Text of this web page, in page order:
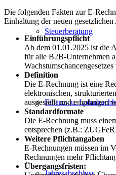
Steuerberatung
Finanz- u.
Jahresabschluss
Die folgenden Fakten zur E-
Einhaltung der neuen
Einführungspflicht
Ab dem 01.01.2025 ist die
für alle B2B-Unternehmen
Definition
Die E-Rechnung ist eine
elektronischen,
ausgestellt und empfangen
Standardformate
Die E-Rechnung muss
entsprechen (z.B.:
Weitere Pflichtangaben
E-Rechnungen müssen im
Rechnungen mehr
Übergangsfristen: